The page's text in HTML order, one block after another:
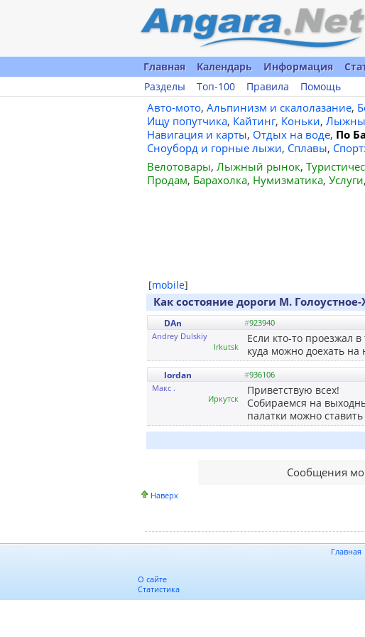
Главная Календарь Информация
Разделы
Топ-100 Правила Помощь
Авто-мото, Альпинизм и скалолазание,
Ищу попутчика, Кайтинг, Коньки,
Навигация и карты, Отдых на воде, По
Сноуборд и горные лыжи, Сплавы,
Велотовары, Лыжный рынок,
Продам, Барахолка, Нумизматика, Услуги,
[mobile]
Как состояние дороги М.
DAn #923940
Andrey Dulskiy
Irkutsk
Если кто-то проезжал
куда можно доехать на
lordan #936106
Макс .
Иркутск
Приветствую всех!
Собираемся на
палатки можно ставить
Сообщения
Наверх
Главная
О сайте
Статистика